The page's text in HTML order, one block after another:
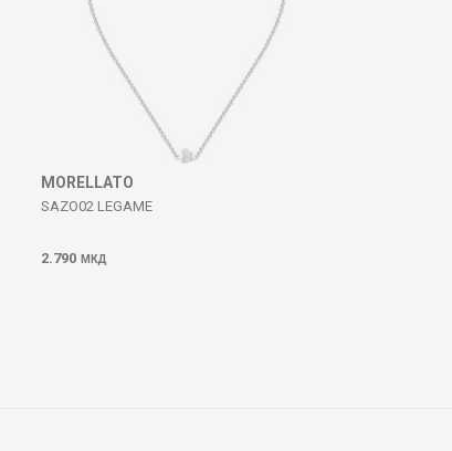
MORELLATO
SAZO02 LEGAME
2.790 МКД